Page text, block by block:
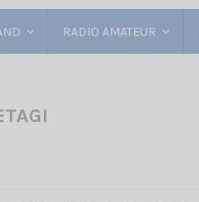
RADIO AMATEUR